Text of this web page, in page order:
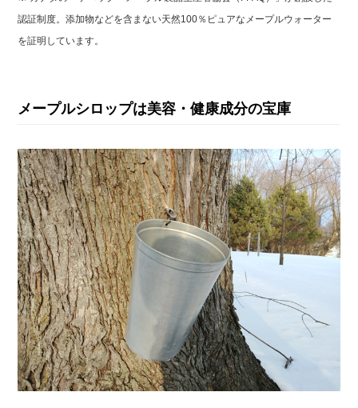
認証制度。添加物などを含まない天然100％ピュアなメープルウォーター
を証明しています。
メープルシロップは美容・健康成分の宝庫